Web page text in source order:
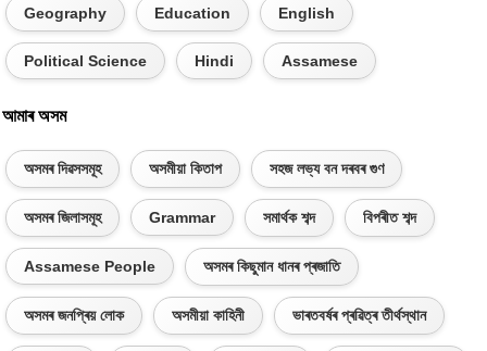
Geography Education English
Political Science Hindi Assamese
আমাৰ অসম
অসমৰ দিৱসসমূহ অসমীয়া কিতাপ সহজ লভ্য বন দৰবৰ গুণ
অসমৰ জিলাসমূহ Grammar সমাৰ্থক শব্দ বিপৰীত শব্দ
Assamese People অসমৰ কিছুমান ধানৰ প্ৰজাতি
অসমৰ জনপ্ৰিয় লোক অসমীয়া কাহিনী ভাৰতবৰ্ষৰ প্ৰৱিত্ৰ তীৰ্থস্থান